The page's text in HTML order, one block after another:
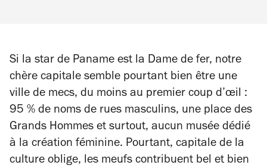
Si la star de Paname est la Dame de fer, notre
chère capitale semble pourtant bien être une
ville de mecs, du moins au premier coup d’œil :
95 % de noms de rues masculins, une place des
Grands Hommes et surtout, aucun musée dédié
à la création féminine. Pourtant, capitale de la
culture oblige, les meufs contribuent bel et bien